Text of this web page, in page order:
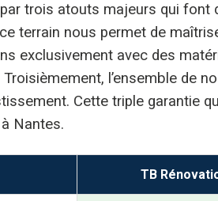
trois atouts majeurs qui font
terrain nous permet de
exclusivement avec des
l’ensemble de
Cette triple garantie
Nantes.
TB